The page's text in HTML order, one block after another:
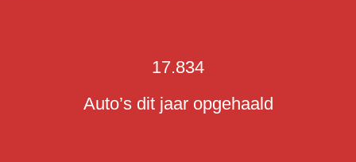
17.834
Auto’s dit jaar opgehaald